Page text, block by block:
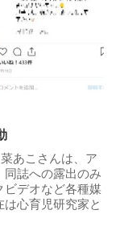
あこさんは、ア
同誌への露出のみ
ビデオなど各種媒
心育児研究家と